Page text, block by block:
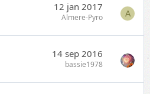
12 jan 2017
Almere-Pyro A
14 sep 2016
bassie1978